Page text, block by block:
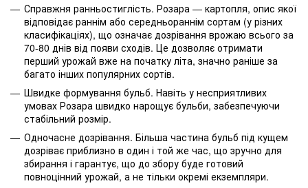
Справжня ранньостиглість. Розара — картопля, опис якої
відповідає раннім або середньораннім сортам (у різних
класифікаціях), що означає дозрівання врожаю всього за
70-80 днів від появи сходів. Це дозволяє отримати
перший урожай вже на початку літа, значно раніше за
багато інших популярних сортів.
Швидке формування бульб. Навіть у несприятливих
умовах Розара швидко нарощує бульби, забезпечуючи
стабільний розмір.
Одночасне дозрівання. Більша частина бульб під кущем
дозріває приблизно в один і той же час, що зручно для
збирання і гарантує, що до збору буде готовий
повноцінний урожай, а не тільки окремі екземпляри.